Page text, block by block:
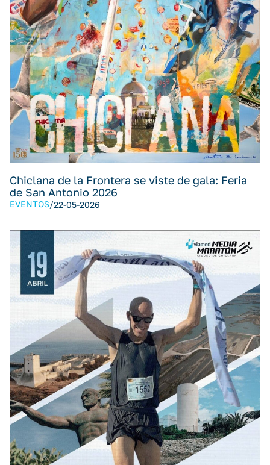
Chiclana de la Frontera se viste de gala: Feria
de San Antonio 2026
EVENTOS/22-05-2026